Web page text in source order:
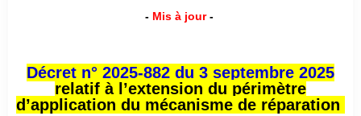
- Mis à jour -
Décret n° 2025-882 du 3 septembre 2025
relatif à l’extension du périmètre
d’application du mécanisme de réparation